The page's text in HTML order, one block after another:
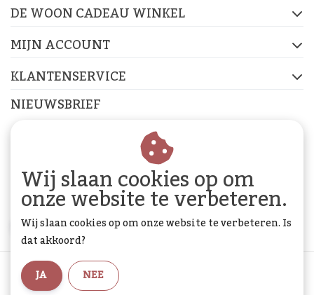
DE WOON CADEAU WINKEL
MIJN ACCOUNT
KLANTENSERVICE
NIEUWSBRIEF
Abonneer je op onze nieuwsbrief om op de hoogte te
ABONNEER
Algemene voorwaarden
Wij slaan cookies op om
onze website te verbeteren.
Wij slaan cookies op om onze website te verbeteren. Is
dat akkoord?
JA
NEE